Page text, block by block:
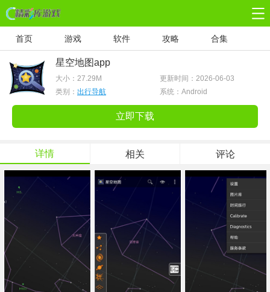
首页 游戏 软件 攻略 合集
星空地图app
大小： 27.29M
更新时间：2026-06-03
类别： 出行导航 系统：Android
立即下载
详情 相关 评论